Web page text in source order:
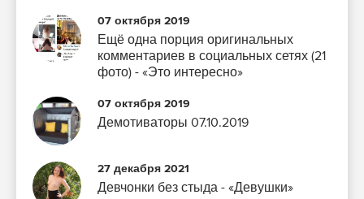
07 октября 2019
Ещё одна порция оригинальных
комментариев в социальных сетях (21
фото) - «Это интересно»
07 октября 2019
Демотиваторы 07.10.2019
27 декабря 2021
Девчонки без стыда - «Девушки»